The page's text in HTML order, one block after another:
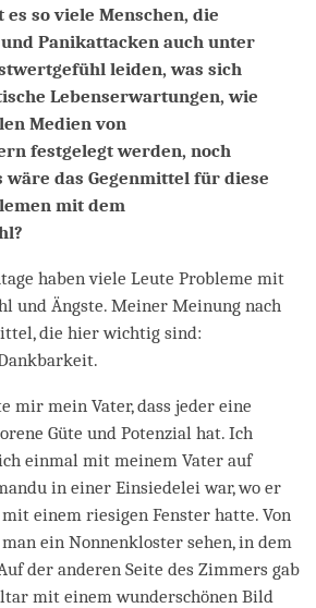
so viele Menschen, die
Panikattacken auch unter
leiden, was sich
Lebenserwartungen, wie
Medien von
festgelegt werden, noch
wäre das Gegenmittel für diese
mit dem
haben viele Leute Probleme mit
und Ängste. Meiner Meinung nach
die hier wichtig sind:
mir mein Vater, dass jeder eine
Güte und Potenzial hat. Ich
einmal mit meinem Vater auf
in einer Einsiedelei war, wo er
einem riesigen Fenster hatte. Von
ein Nonnenkloster sehen, in dem
der anderen Seite des Zimmers gab
mit einem wunderschönen Bild